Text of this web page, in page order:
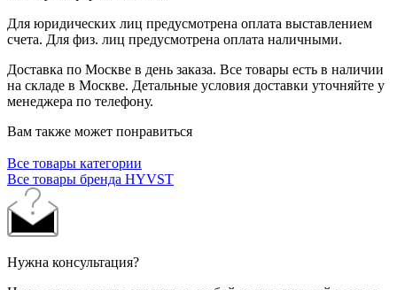
Для юридических лиц предусмотрена оплата выставлением
счета. Для физ. лиц предусмотрена оплата наличными.
Доставка по Москве в день заказа. Все товары есть в наличии
на складе в Москве. Детальные условия доставки уточняйте у
менеджера по телефону.
Вам также может понравиться
Все товары категории
Все товары бренда HYVST
Нужна консультация?